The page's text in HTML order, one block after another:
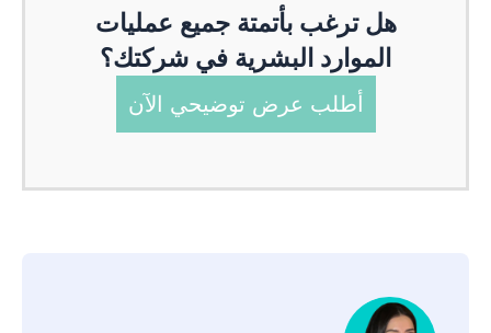
هل ترغب بأتمتة جميع عمليات
الموارد البشرية في شركتك؟
أطلب عرض توضيحي الآن